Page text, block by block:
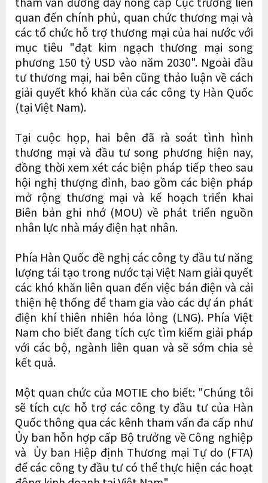
quan đến chính phủ, quan chức thương mại và
các tổ chức hỗ trợ thương mại của hai nước với
mục tiêu "đạt kim ngạch thương mại song
phương 150 tỷ USD vào năm 2030". Ngoài đầu
tư thương mại, hai bên cũng thảo luận về cách
giải quyết khó khăn của các công ty Hàn Quốc
(tại Việt Nam).
Tại cuộc họp, hai bên đã rà soát tình hình
thương mại và đầu tư song phương hiện nay,
đồng thời xem xét các biện pháp tiếp theo sau
hội nghị thượng đỉnh, bao gồm các biện pháp
mở rộng thương mại và kế hoạch triển khai
Biên bản ghi nhớ (MOU) về phát triển nguồn
nhân lực nhà máy điện hạt nhân.
Phía Hàn Quốc đề nghị các công ty đầu tư năng
lượng tái tạo trong nước tại Việt Nam giải quyết
các khó khăn liên quan đến việc bán điện và cải
thiện hệ thống để tham gia vào các dự án phát
điện khí thiên nhiên hóa lỏng (LNG). Phía Việt
Nam cho biết đang tích cực tìm kiếm giải pháp
với các bộ, ngành liên quan và sẽ sớm chia sẻ
kết quả.
Một quan chức của MOTIE cho biết: "Chúng tôi
sẽ tích cực hỗ trợ các công ty đầu tư của Hàn
Quốc thông qua các kênh tham vấn đa cấp như
Ủy ban hỗn hợp cấp Bộ trưởng về Công nghiệp
và Ủy ban Hiệp định Thương mại Tự do (FTA)
để các công ty đầu tư có thể thực hiện các hoạt